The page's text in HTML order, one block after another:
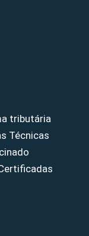
tributária
Técnicas